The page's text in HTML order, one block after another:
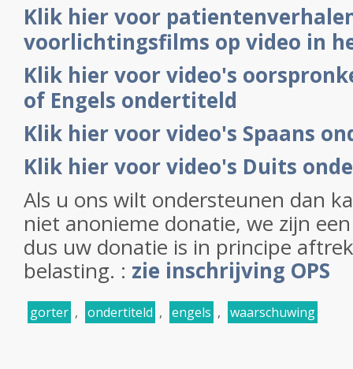
Klik hier voor
voorlichtingsfilms op video in
Klik hier voor video's
of Engels ondertiteld
Klik hier voor video's Spaans
Klik hier voor video's Duits
Als u ons wilt ondersteunen dan
niet anonieme donatie, we zijn
dus uw donatie is in principe
belasting. : zie inschrijving OPS
gorter , ondertiteld , engels , waarschuwing